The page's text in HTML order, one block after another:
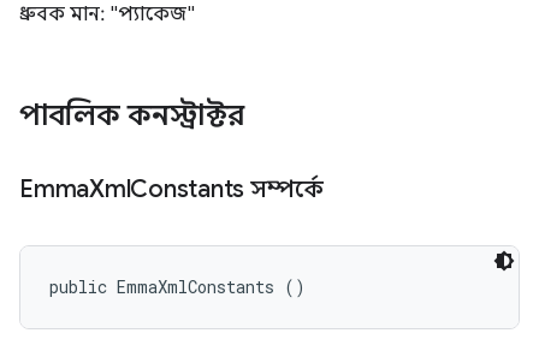
ধ্রুবক মান: "প্যাকেজ"
পাবলিক কনস্ট্রাক্টর
EmmaXmlConstants সম্পর্কে
public EmmaXmlConstants ()